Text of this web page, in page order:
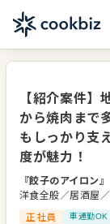
【紹介案件】
から焼肉まで
もしっかり支
度が魅力！
『餃子のアイロン』
洋食全般／居酒屋
正社員
車通勤OK